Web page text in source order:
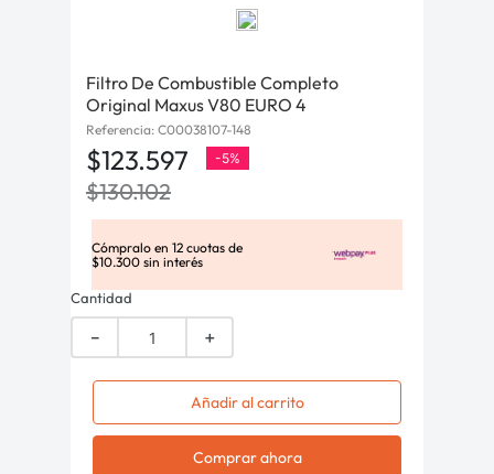
Filtro De Combustible Completo
Original Maxus V80 EURO 4
Referencia: C00038107-148
$123.597 -5%
$130.102
Cómpralo en 12 cuotas de
$10.300 sin interés
Cantidad
＋
－
Añadir al carrito
Comprar ahora